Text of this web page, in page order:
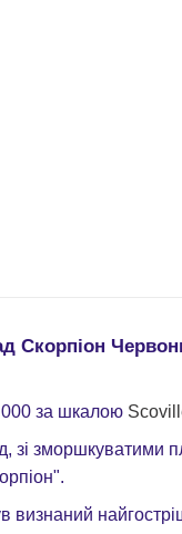
Скорпіон
за шкалою
зі зморшкуватими